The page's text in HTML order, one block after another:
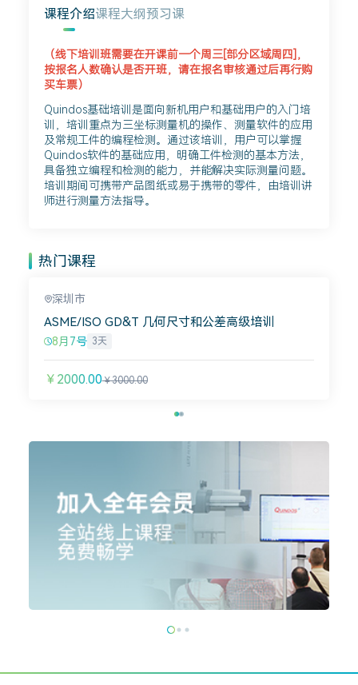
课程介绍课程大纲预习课
（线下培训班需要在开课前一个周三[部分区域周四]，
按报名人数确认是否开班，请在报名审核通过后再行购
买车票）
Quindos基础培训是面向新机用户和基础用户的入门培
训，培训重点为三坐标测量机的操作、测量软件的应用
及常规工件的编程检测。通过该培训，用户可以掌握
Quindos软件的基础应用，明确工件检测的基本方法，
具备独立编程和检测的能力，并能解决实际测量问题。
培训期间可携带产品图纸或易于携带的零件，由培训讲
师进行测量方法指导。
热门课程
深圳市
ASME/ISO GD&T 几何尺寸和公差高级培训
8月7号 3天
￥2000.00￥3000.00